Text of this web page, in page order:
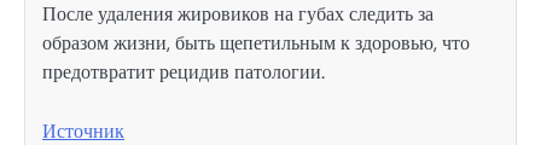
После удаления жировиков на губах следить за
образом жизни, быть щепетильным к здоровью, что
предотвратит рецидив патологии.
Источник